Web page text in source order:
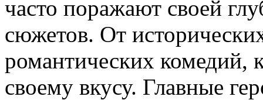
часто поражают своей
сюжетов. От
романтических комедий,
своему вкусу. Главные